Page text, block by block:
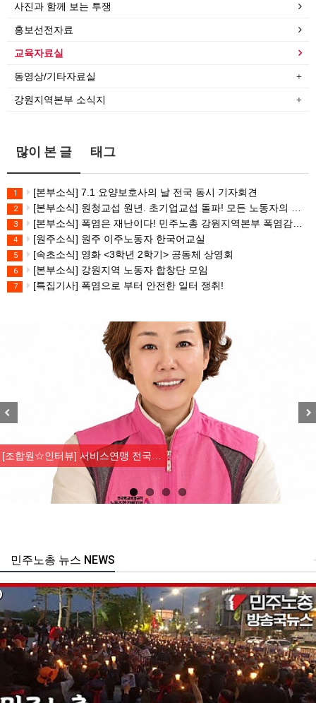
사진과 함께 보는 투쟁
홍보선전자료
교육자료실
동영상/기타자료실
강원지역본부 소식지
많이 본 글 태그
1 [본부소식] 7.1 요양보호사의 날 전국 동시 기자회견
2 [본부소식] 원청교섭 원년. 초기업교섭 돌파! 모든 노동자의 노동기본권 쟁취! 민주노총 7.15 총파업대회
3 [본부소식] 폭염은 재난이다! 민주노총 강원지역본부 폭염감시단 선포 기자회견
4 [원주소식] 원주 이주노동자 한국어교실
5 [속초소식] 영화 <3학년 2학기> 공동체 상영회
6 [본부소식] 강원지역 노동자 합창단 모임
7 [특집기사] 폭염으로 부터 안전한 일터 쟁취!
[조합원☆인터뷰] 서비스연맹 전국…
주노총 뉴스 NEWS